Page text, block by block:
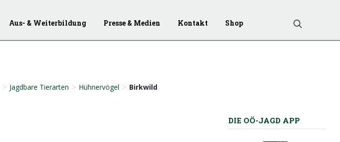
Aus- & Weiterbildung Presse & Medien Kontakt Shop
> Jagdbare Tierarten > Hühnervögel > Birkwild
DIE OÖ-JAGD APP